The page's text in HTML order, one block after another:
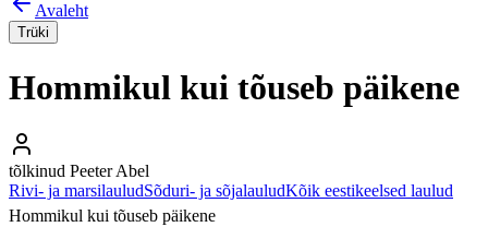
Avaleht
Trüki
Hommikul kui tõuseb päikene
tõlkinud Peeter Abel
Rivi- ja marsilauludSõduri- ja sõjalauludKõik eestikeelsed laulud
Hommikul kui tõuseb päikene